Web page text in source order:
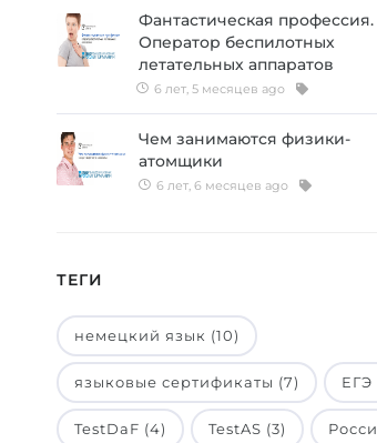
Фантастическая профессия.
Оператор беспилотных
летательных аппаратов
6 лет, 5 месяцев ago
Чем занимаются физики-
атомщики
6 лет, 6 месяцев ago
ТЕГИ
немецкий язык (10)
языковые сертификаты (7) ЕГЭ
TestDaF (4) TestAS (3)